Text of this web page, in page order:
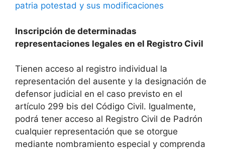
patria potestad y sus modificaciones
Inscripción de determinadas
representaciones legales en el Registro Civil
Tienen acceso al registro individual la
representación del ausente y la designación de
defensor judicial en el caso previsto en el
artículo 299 bis del Código Civil. Igualmente,
podrá tener acceso al Registro Civil de Padrón
cualquier representación que se otorgue
mediante nombramiento especial y comprenda